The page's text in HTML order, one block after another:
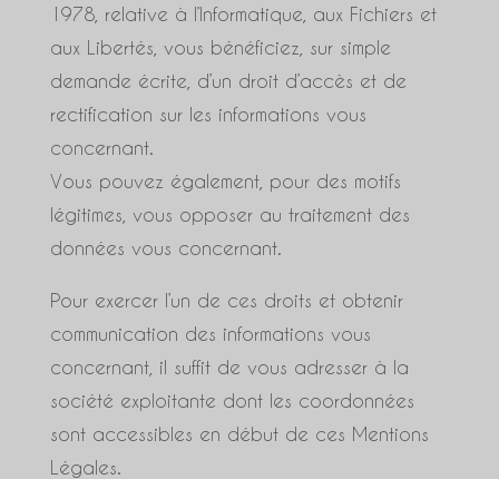
1978, relative à l’Informatique, aux Fichiers et
aux Libertés, vous bénéficiez, sur simple
demande écrite, d’un droit d’accès et de
rectification sur les informations vous
concernant.
Vous pouvez également, pour des motifs
légitimes, vous opposer au traitement des
données vous concernant.
Pour exercer l’un de ces droits et obtenir
communication des informations vous
concernant, il suffit de vous adresser à la
société exploitante dont les coordonnées
sont accessibles en début de ces Mentions
Légales.